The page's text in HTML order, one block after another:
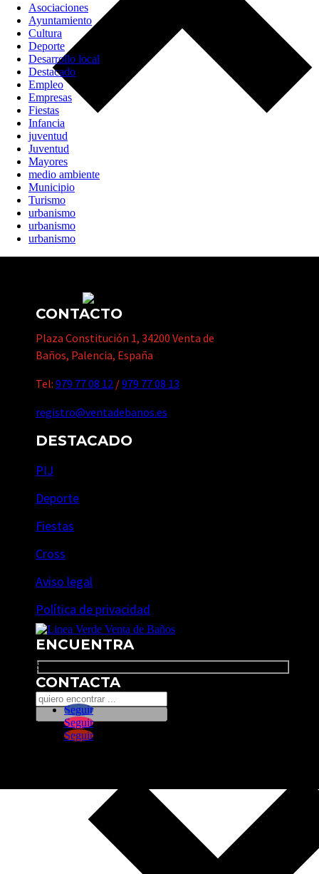
Asociaciones
Ayuntamiento
Cultura
Deporte
Desarrollo local
Destacado
Empleo
Empresas
Fiestas
Infancia
juventud
Juventud
Mayores
medio ambiente
Municipio
Turismo
urbanismo
urbanismo
urbanismo
CONTACTO
Plaza Constitución 1, 34200 Venta de
Baños, Palencia, España
Tel: 979 77 08 12 /979 77 08 13
registro@ventadebanos.es
DESTACADO
PIJ
Deporte
Fiestas
Cross
Aviso legal
Política de privacidad
ENCUENTRA
Search
CONTACTA
Seguir
Seguir
Seguir